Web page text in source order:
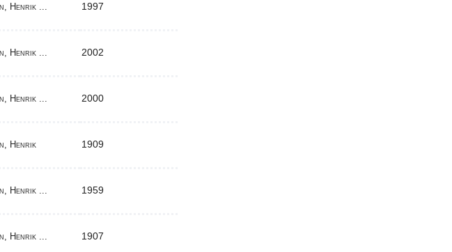
Henrik ... 1997
Henrik ... 2002
Henrik ... 2000
Henrik 1909
Henrik ... 1959
Henrik ... 1907